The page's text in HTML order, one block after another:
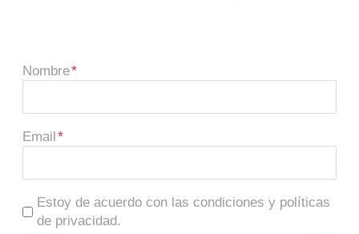
Nombre
Email
Estoy de acuerdo con las condiciones y políticas
de privacidad.